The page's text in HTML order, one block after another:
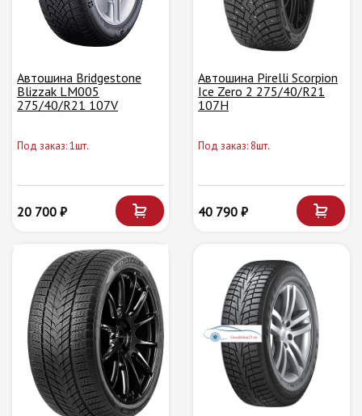
Автошина Bridgestone
Blizzak LM005
275/40/R21 107V
Под заказ: 1шт.
20 700 ₽
Автошина Pirelli Scorpion
Ice Zero 2 275/40/R21
107H
Под заказ: 8шт.
40 790 ₽